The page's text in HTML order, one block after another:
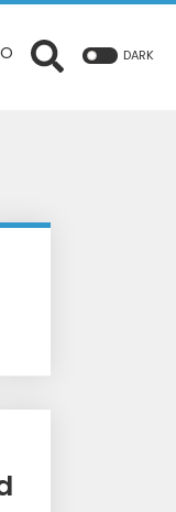
DARK